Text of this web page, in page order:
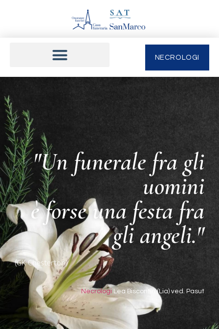
NECROLOGI
"Un funerale fra gli
uomini
è forse una festa fra
gli angeli."
(GK Chesterton)
Necrologi Lea Biscontin (Lia) ved. Pasut